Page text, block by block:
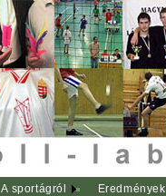
A sportágról Eredmények